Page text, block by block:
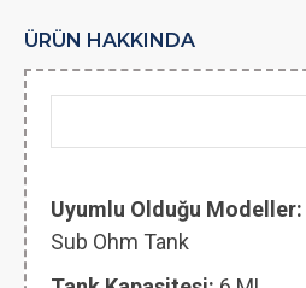
ÜRÜN HAKKINDA
Uyumlu Olduğu Modeller:
Sub Ohm Tank